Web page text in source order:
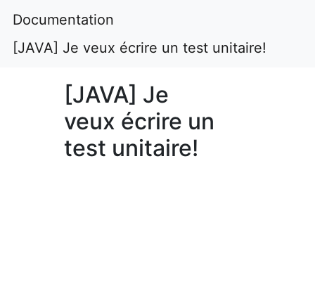
Documentation
[JAVA] Je veux écrire un test unitaire!
[JAVA] Je
veux écrire un
test unitaire!